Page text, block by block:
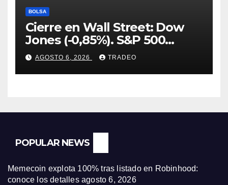
BOLSA
Cierre en Wall Street: Dow
Jones (-0,85%). S&P 500
(-0,18%) y Nasdaq (-0,06%)
AGOSTO 6, 2026 TRADEO
POPULAR NEWS
Memecoin explota 100% tras listado en Robinhood:
conoce los detalles agosto 6, 2026